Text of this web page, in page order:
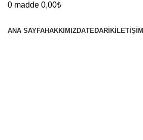
0 madde 0,00₺
ANA SAYFAHAKKIMIZDATEDARIK İLETIŞIM